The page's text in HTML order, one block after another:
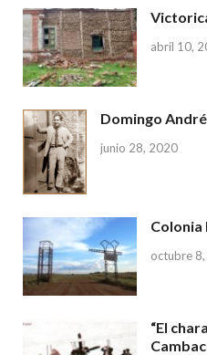
abril 10,
Domingo
junio 28, 2020
Colonia
octubre
“El